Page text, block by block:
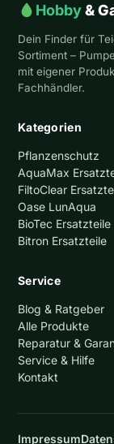
Hobby&
Dein Finder für
Sortiment –
mit eigener
Fachhändler.
Kategorien
Pflanzenschutz
AquaMax
FiltoClear
Oase LunAqua
BioTec Ersatzteile
Bitron Ersatzteile
Service
Blog & Ratgeber
Alle Produkte
Reparatur &
Service & Hilfe
Kontakt
Impressum